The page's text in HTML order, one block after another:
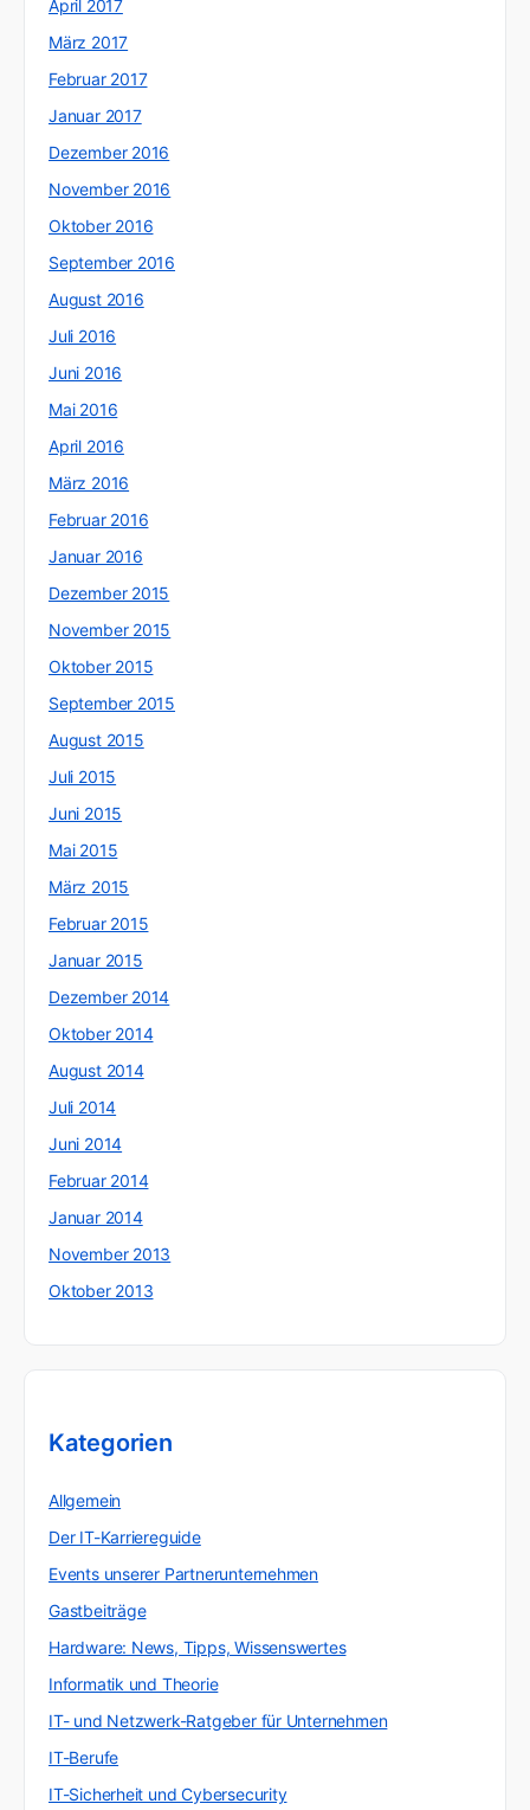
April 2017
März 2017
Februar 2017
Januar 2017
Dezember 2016
November 2016
Oktober 2016
September 2016
August 2016
Juli 2016
Juni 2016
Mai 2016
April 2016
März 2016
Februar 2016
Januar 2016
Dezember 2015
November 2015
Oktober 2015
September 2015
August 2015
Juli 2015
Juni 2015
Mai 2015
März 2015
Februar 2015
Januar 2015
Dezember 2014
Oktober 2014
August 2014
Juli 2014
Juni 2014
Februar 2014
Januar 2014
November 2013
Oktober 2013
Kategorien
Allgemein
Der IT-Karriereguide
Events unserer Partnerunternehmen
Gastbeiträge
Hardware: News, Tipps, Wissenswertes
Informatik und Theorie
IT- und Netzwerk-Ratgeber für Unternehmen
IT-Berufe
IT-Sicherheit und Cybersecurity